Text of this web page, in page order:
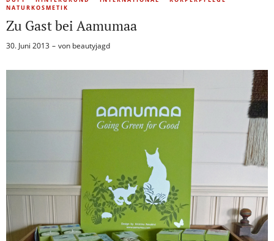
NATURKOSMETIK
Zu Gast bei Aamumaa
30. Juni 2013 von beautyjagd